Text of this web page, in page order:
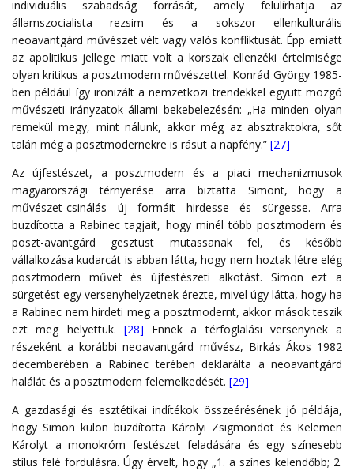
individuális szabadság forrását, amely felülírhatja az
államszocialista rezsim és a sokszor ellenkulturális
neoavantgárd művészet vélt vagy valós konfliktusát. Épp emiatt
az apolitikus jellege miatt volt a korszak ellenzéki értelmisége
olyan kritikus a posztmodern művészettel. Konrád György 1985-
ben például így ironizált a nemzetközi trendekkel együtt mozgó
művészeti irányzatok állami bekebelezésén: „Ha minden olyan
remekül megy, mint nálunk, akkor még az absztraktokra, sőt
talán még a posztmodernekre is rásüt a napfény.” [27]
Az újfestészet, a posztmodern és a piaci mechanizmusok
magyarországi térnyerése arra biztatta Simont, hogy a
művészet-csinálás új formáit hirdesse és sürgesse. Arra
buzdította a Rabinec tagjait, hogy minél több posztmodern és
poszt-avantgárd gesztust mutassanak fel, és később
vállalkozása kudarcát is abban látta, hogy nem hoztak létre elég
posztmodern művet és újfestészeti alkotást. Simon ezt a
sürgetést egy versenyhelyzetnek érezte, mivel úgy látta, hogy ha
a Rabinec nem hirdeti meg a posztmodernt, akkor mások teszik
ezt meg helyettük. [28] Ennek a térfoglalási versenynek a
részeként a korábbi neoavantgárd művész, Birkás Ákos 1982
decemberében a Rabinec terében deklarálta a neoavantgárd
halálát és a posztmodern felemelkedését. [29]
A gazdasági és esztétikai indítékok összeérésének jó példája,
hogy Simon külön buzdította Károlyi Zsigmondot és Kelemen
Károlyt a monokróm festészet feladására és egy színesebb
stílus felé fordulásra. Úgy érvelt, hogy „1. a színes kelendőbb; 2.